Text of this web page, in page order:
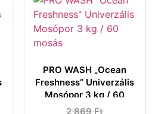
PRO WASH „Ocean
Freshness” Univerzális
Mosópor 3 kg / 60
mosás
2 869Ft
Original
Current